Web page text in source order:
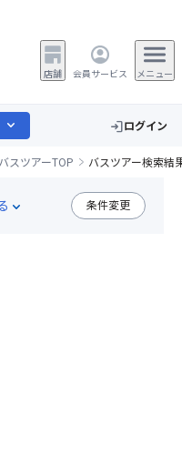
店舗 会員サービス メニュー
expand_more loginログイン
スツアーTOP バスツアー検索結
expand_more 条件変更